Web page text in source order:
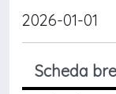
2026-01-01
Scheda